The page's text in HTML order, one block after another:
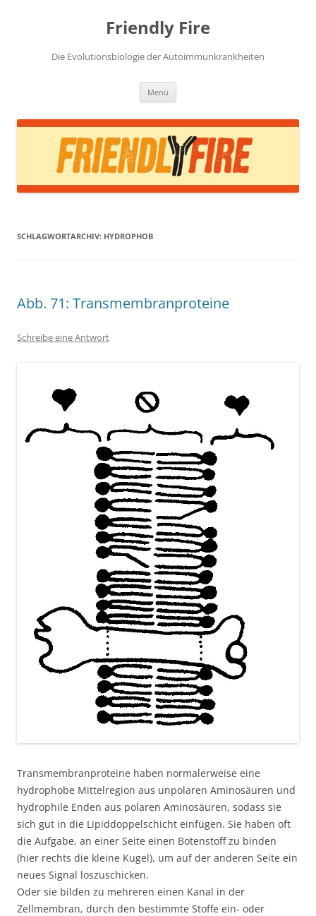
Friendly Fire
Die Evolutionsbiologie der Autoimmunkrankheiten
Menü
SCHLAGWORTARCHIV: HYDROPHOB
Abb. 71: Transmembranproteine
Schreibe eine Antwort
Transmembranproteine haben normalerweise eine
hydrophobe Mittelregion aus unpolaren Aminosäuren und
hydrophile Enden aus polaren Aminosäuren, sodass sie
sich gut in die Lipiddoppelschicht einfügen. Sie haben oft
die Aufgabe, an einer Seite einen Botenstoff zu binden
(hier rechts die kleine Kugel), um auf der anderen Seite ein
neues Signal loszuschicken.
Oder sie bilden zu mehreren einen Kanal in der
Zellmembran, durch den bestimmte Stoffe ein- oder